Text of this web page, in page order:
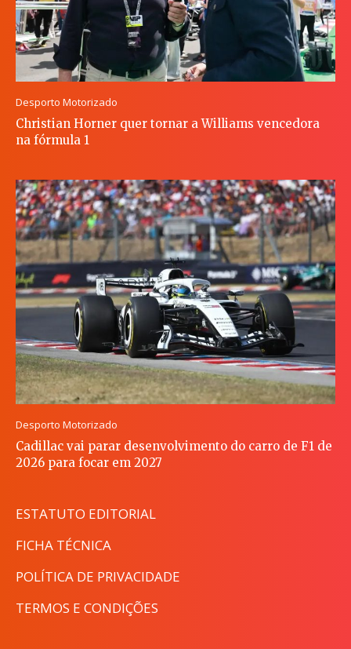
Desporto Motorizado
Christian Horner quer tornar a Williams vencedora
na fórmula 1
Desporto Motorizado
Cadillac vai parar desenvolvimento do carro de F1 de
2026 para focar em 2027
ESTATUTO EDITORIAL
FICHA TÉCNICA
POLÍTICA DE PRIVACIDADE
TERMOS E CONDIÇÕES